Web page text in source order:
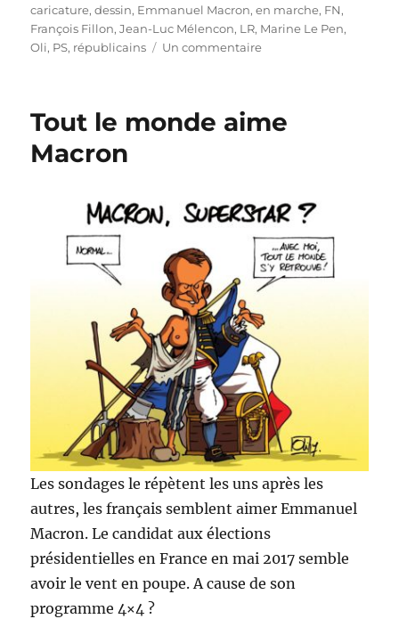
le
caricature,dessin, Emmanuel Macron,en marche, FN,
François Fillon,Jean-Luc Mélencon, LR, Marine Le Pen,
Oli, PS, républicains Un commentairesur
Marche
Tout le monde aime
Macron
Les sondages le répètent les uns après les
autres, les français semblent aimer Emmanuel
Macron. Le candidat aux élections
présidentielles en France en mai 2017 semble
avoir le vent en poupe. A cause de son
programme 4×4 ?